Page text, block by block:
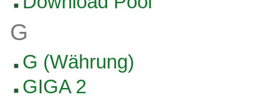
G
G (Währung)
GIGA 2